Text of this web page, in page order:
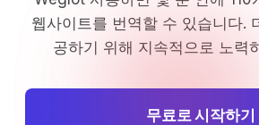
웹사이트를 번역할 수 있습니다.
공하기 위해 지속적으로 노력
무료로 시작하기